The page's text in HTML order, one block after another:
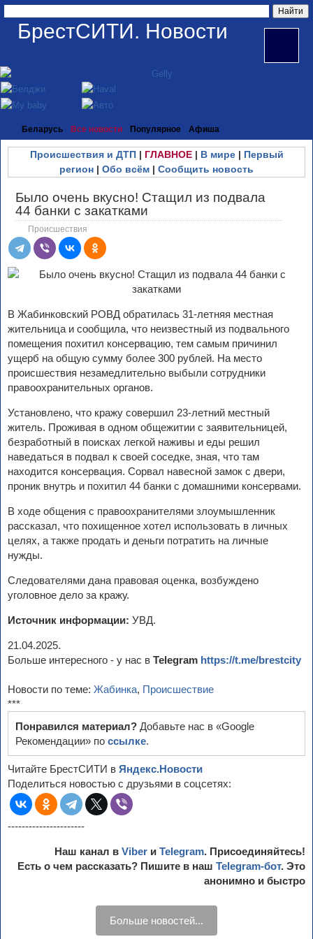
БрестСИТИ. Новости
Беларусь Все новости Популярное Афиша
Происшествия и ДТП| ГЛАВНОЕ| В мире| Первый
регион | Обо всём | Сообщить новость
Было очень вкусно! Стащил из подвала
44 банки с закатками
Происшествия
В Жабинковский РОВД обратилась 31-летняя местная
жительница и сообщила, что неизвестный из подвального
помещения похитил консервацию, тем самым причинил
ущерб на общую сумму более 300 рублей. На место
происшествия незамедлительно выбыли сотрудники
правоохранительных органов.
Установлено, что кражу совершил 23-летний местный
житель. Проживая в одном общежитии с заявительницей,
безработный в поисках легкой наживы и еды решил
наведаться в подвал к своей соседке, зная, что там
находится консервация. Сорвал навесной замок с двери,
проник внутрь и похитил 44 банки с домашними консервами.
В ходе общения с правоохранителями злоумышленник
рассказал, что похищенное хотел использовать в личных
целях, а также продать и деньги потратить на личные
нужды.
Следователями дана правовая оценка, возбуждено
уголовное дело за кражу.
Источник информации: УВД.
21.04.2025.
Больше интересного - у нас в Telegram https://t.me/brestcity
Новости по теме: Жабинка, Происшествие
***
Понравился материал? Добавьте нас в «Google
Рекомендации» по ссылке.
Читайте БрестСИТИ в Яндекс.Новости
Поделиться новостью с друзьями в соцсетях:
----------------------
Наш канал в Viber и Telegram. Присоединяйтесь!
Есть о чем рассказать? Пишите в наш Telegram-бот. Это
анонимно и быстро
Больше новостей...